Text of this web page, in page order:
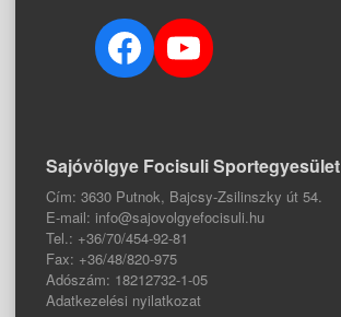
Facebook
YouTube
Sajóvölgye Focisuli Sportegyesület
Cím: 3630 Putnok, Bajcsy-Zsilinszky út 54.
E-mail: info@sajovolgyefocisuli.hu
Tel.: +36/70/454-92-81
Fax: +36/48/820-975
Adószám: 18212732-1-05
Adatkezelési nyilatkozat